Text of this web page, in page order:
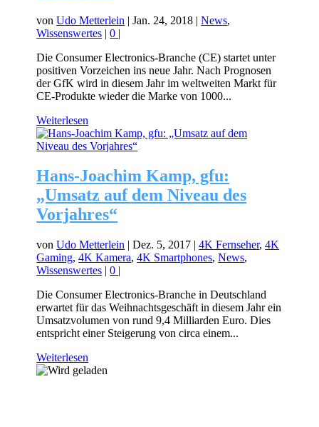
vonUdo Metterlein |Jan. 24, 2018 |News,
Wissenswertes |0 |
Die Consumer Electronics-Branche (CE) startet unter
positiven Vorzeichen ins neue Jahr. Nach Prognosen
der GfK wird in diesem Jahr im weltweiten Markt für
CE-Produkte wieder die Marke von 1000...
Weiterlesen
Hans-Joachim Kamp, gfu:
„Umsatz auf dem Niveau des
Vorjahres“
vonUdo Metterlein |Dez. 5, 2017 |4K Fernseher,4K
Gaming,4K Kamera,4K Smartphones,News,
Wissenswertes |0 |
Die Consumer Electronics-Branche in Deutschland
erwartet für das Weihnachtsgeschäft in diesem Jahr ein
Umsatzvolumen von rund 9,4 Milliarden Euro. Dies
entspricht einer Steigerung von circa einem...
Weiterlesen